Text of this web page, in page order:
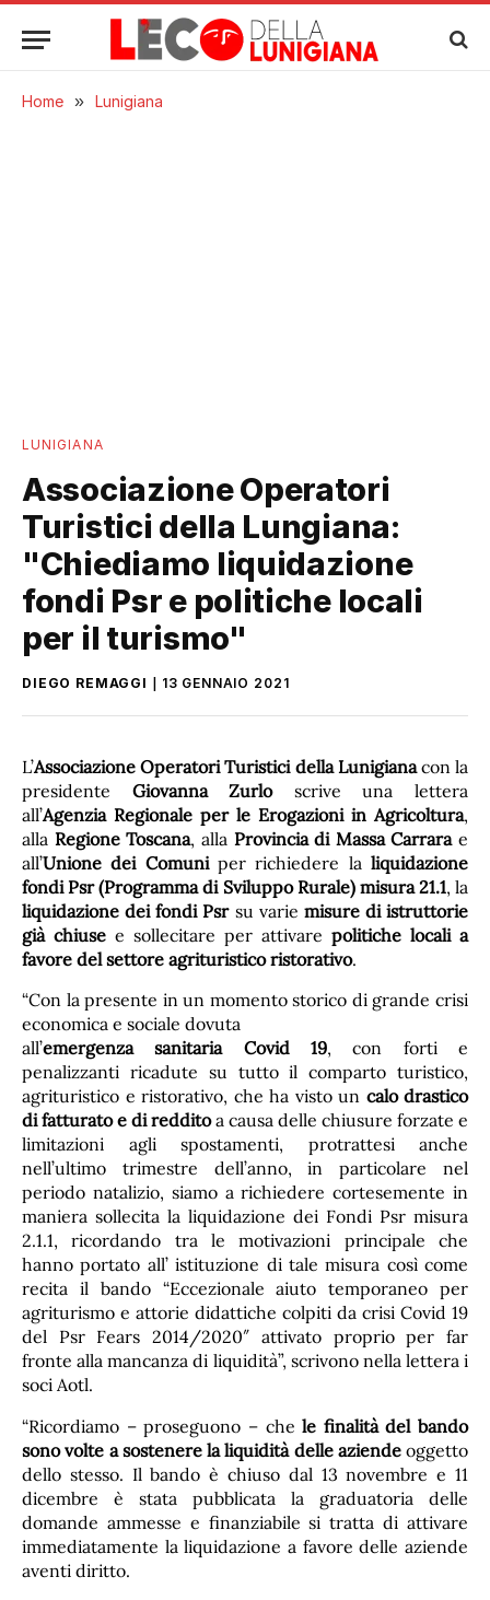
Home » Lunigiana
LUNIGIANA
Associazione Operatori
Turistici della Lungiana:
"Chiediamo liquidazione
fondi Psr e politiche locali
per il turismo"
DIEGO REMAGGI 13 GENNAIO 2021
L’Associazione Operatori Turistici della Lunigianacon la
presidente Giovanna Zurloscrive una lettera
all’Agenzia Regionale per le Erogazioni in Agricoltura,
alla Regione Toscana, alla Provincia di Massa Carrarae
all’Unione dei Comuniper richiedere laliquidazione
fondi Psr (Programma di Sviluppo Rurale) misura 21.1, la
liquidazione dei fondi Psrsu varie misure di istruttorie
già chiuse e sollecitare per attivare politiche locali a
favore del settore agrituristico ristorativo.
“Con la presente in un momento storico di grande crisi
economica e sociale dovuta
all’emergenza sanitaria Covid 19, con forti e
penalizzanti ricadute su tutto il comparto turistico,
agrituristico e ristorativo, che ha visto un calo drastico
di fatturato e di redditoa causa delle chiusure forzate e
limitazioni agli spostamenti, protrattesi anche
nell’ultimo trimestre dell’anno, in particolare nel
periodo natalizio, siamo a richiedere cortesemente in
maniera sollecita la liquidazione dei Fondi Psr misura
2.1.1, ricordando tra le motivazioni principale che
hanno portato all’ istituzione di tale misura così come
recita il bando “Eccezionale aiuto temporaneo per
agriturismo e attorie didattiche colpiti da crisi Covid 19
del Psr Fears 2014/2020″ attivato proprio per far
fronte alla mancanza di liquidità”, scrivono nella lettera i
soci Aotl.
“Ricordiamo – proseguono – chele finalità del bando
sono volte a sostenere la liquidità delle aziendeoggetto
dello stesso. Il bando è chiuso dal 13 novembre e 11
dicembre è stata pubblicata la graduatoria delle
domande ammesse e finanziabile si tratta di attivare
immediatamente la liquidazione a favore delle aziende
aventi diritto.